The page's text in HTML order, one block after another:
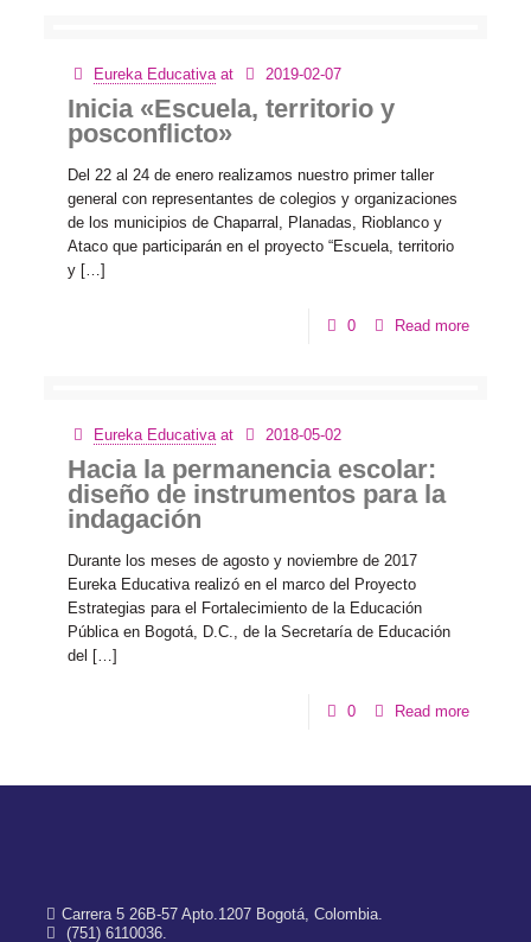
Eureka Educativa at 2019-02-07
Inicia «Escuela, territorio y
posconflicto»
Del 22 al 24 de enero realizamos nuestro primer taller
general con representantes de colegios y organizaciones
de los municipios de Chaparral, Planadas, Rioblanco y
Ataco que participarán en el proyecto “Escuela, territorio
y […]
0 Read more
Eureka Educativa at 2018-05-02
Hacia la permanencia escolar:
diseño de instrumentos para la
indagación
Durante los meses de agosto y noviembre de 2017
Eureka Educativa realizó en el marco del Proyecto
Estrategias para el Fortalecimiento de la Educación
Pública en Bogotá, D.C., de la Secretaría de Educación
del […]
0 Read more
Carrera 5 26B-57 Apto.1207 Bogotá, Colombia.
(751) 6110036.